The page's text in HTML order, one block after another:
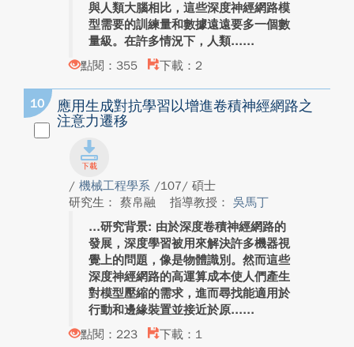
與人類大腦相比，這些深度神經網路模
型需要的訓練量和數據遠遠要多一個數
量級。在許多情況下，人類...
點閱：355
下載：2
10
應用生成對抗學習以增進卷積神經網路之
注意力遷移
/ 機械工程學系 /107/ 碩士
研究生： 蔡帛融
指導教授： 吳馬丁
研究背景: 由於深度卷積神經網路的
發展，深度學習被用來解決許多機器視
覺上的問題，像是物體識別。然而這些
深度神經網路的高運算成本使人們產生
對模型壓縮的需求，進而尋找能適用於
行動和邊緣裝置並接近於原...
點閱：223
下載：1